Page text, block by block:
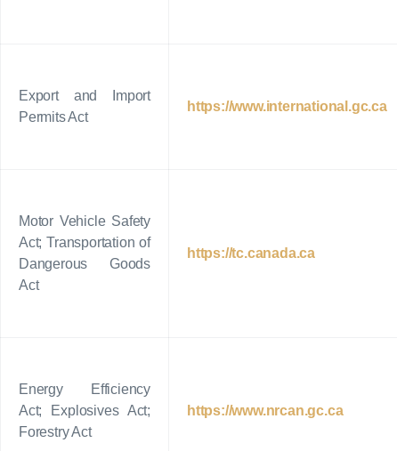
Export and Import
Permits Act
https://www.international.gc.ca
Motor Vehicle Safety
Act; Transportation of
Dangerous Goods
Act
https://tc.canada.ca
Energy Efficiency
Act; Explosives Act;
Forestry Act
https://www.nrcan.gc.ca